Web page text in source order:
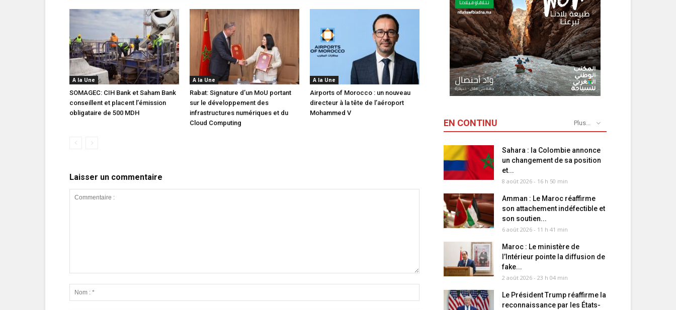
A la Une
SOMAGEC: CIH Bank et Saham Bank
conseillent et placent l’émission
obligataire de 500 MDH
A la Une
Rabat: Signature d’un MoU portant
sur le développement des
infrastructures numériques et du
Cloud Computing
A la Une
Airports of Morocco : un nouveau
directeur à la tête de l’aéroport
Mohammed V
Laisser un commentaire
EN CONTINU Plus...
Sahara : la Colombie annonce
un changement de sa position
et...
8 août 2026 - 16 h 50 min
Amman : Le Maroc réaffirme
son attachement indéfectible et
son soutien...
6 août 2026 - 11 h 41 min
Maroc : Le ministère de
l’Intérieur pointe la diffusion de
fake...
2 août 2026 - 23 h 04 min
Le Président Trump réaffirme la
reconnaissance par les États-